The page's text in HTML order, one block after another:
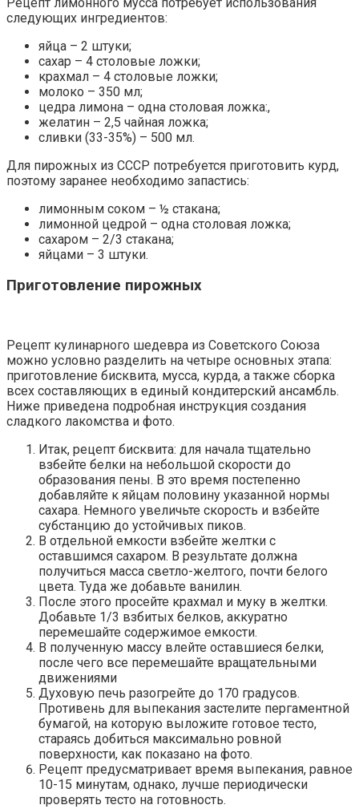
следующих ингредиентов:
яйца – 2 штуки;
сахар – 4 столовые ложки;
крахмал – 4 столовые ложки;
молоко – 350 мл;
цедра лимона – одна столовая ложка:,
желатин – 2,5 чайная ложка;
сливки (33-35%) – 500 мл.
Для пирожных из СССР потребуется приготовить курд,
поэтому заранее необходимо запастись:
лимонным соком – ½ стакана;
лимонной цедрой – одна столовая ложка;
сахаром – 2/3 стакана;
яйцами – 3 штуки.
Приготовление пирожных
Рецепт кулинарного шедевра из Советского Союза
можно условно разделить на четыре основных этапа:
приготовление бисквита, мусса, курда, а также сборка
всех составляющих в единый кондитерский ансамбль.
Ниже приведена подробная инструкция создания
сладкого лакомства и фото.
Итак, рецепт бисквита: для начала тщательно
взбейте белки на небольшой скорости до
образования пены. В это время постепенно
добавляйте к яйцам половину указанной нормы
сахара. Немного увеличьте скорость и взбейте
субстанцию до устойчивых пиков.
В отдельной емкости взбейте желтки с
оставшимся сахаром. В результате должна
получиться масса светло-желтого, почти белого
цвета. Туда же добавьте ванилин.
После этого просейте крахмал и муку в желтки.
Добавьте 1/3 взбитых белков, аккуратно
перемешайте содержимое емкости.
В полученную массу влейте оставшиеся белки,
после чего все перемешайте вращательными
движениями
Духовую печь разогрейте до 170 градусов.
Противень для выпекания застелите пергаментной
бумагой, на которую выложите готовое тесто,
стараясь добиться максимально ровной
поверхности, как показано на фото.
Рецепт предусматривает время выпекания, равное
10-15 минутам, однако, лучше периодически
проверять тесто на готовность.